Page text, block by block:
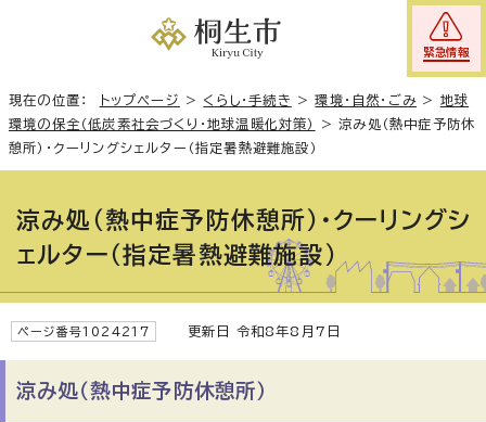
緊急情報
現在の位置： トップページ > くらし・手続き >環境・自然・ごみ > 地球
環境の保全（低炭素社会づくり・地球温暖化対策）
>涼み処（熱中症予防休
憩所）・クーリングシェルター（指定暑熱避難施設）
涼み処（熱中症予防休憩所）・クーリングシ
ェルター（指定暑熱避難施設）
ページ番号1024217 更新日 令和8年8月7日
涼み処（熱中症予防休憩所）